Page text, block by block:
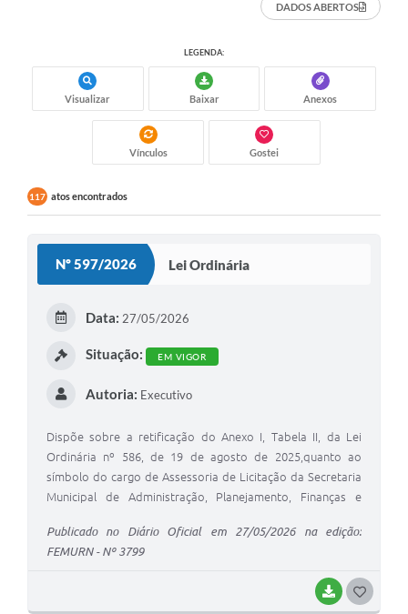
DADOS ABERTOS
LEGENDA:
Visualizar Baixar Anexos
Vínculos Gostei
117 atos encontrados
Nº 597/2026 Lei Ordinária
BAIXAR
Data: 27/05/2026
Situação: EM VIGOR
Autoria: Executivo
Dispõe sobre a retificação do Anexo I, Tabela II, da Lei
Ordinária nº 586, de 19 de agosto de 2025,quanto ao
símbolo do cargo de Assessoria de Licitação da Secretaria
Municipal de Administração, Planejamento, Finanças e
Publicado no Diário Oficial em 27/05/2026 na edição:
FEMURN - Nº 3799